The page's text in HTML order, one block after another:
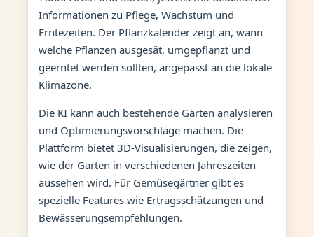
Informationen zu Pflege, Wachstum und
Erntezeiten. Der Pflanzkalender zeigt an, wann
welche Pflanzen ausgesät, umgepflanzt und
geerntet werden sollten, angepasst an die lokale
Klimazone.
Die KI kann auch bestehende Gärten analysieren
und Optimierungsvorschläge machen. Die
Plattform bietet 3D-Visualisierungen, die zeigen,
wie der Garten in verschiedenen Jahreszeiten
aussehen wird. Für Gemüsegärtner gibt es
spezielle Features wie Ertragsschätzungen und
Bewässerungsempfehlungen.